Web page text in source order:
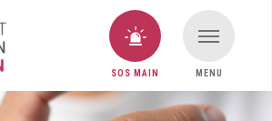
SOS MAIN
AVEZ UNE URGENCE MAIN ?
MENU